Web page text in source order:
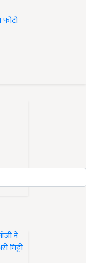
फोटो